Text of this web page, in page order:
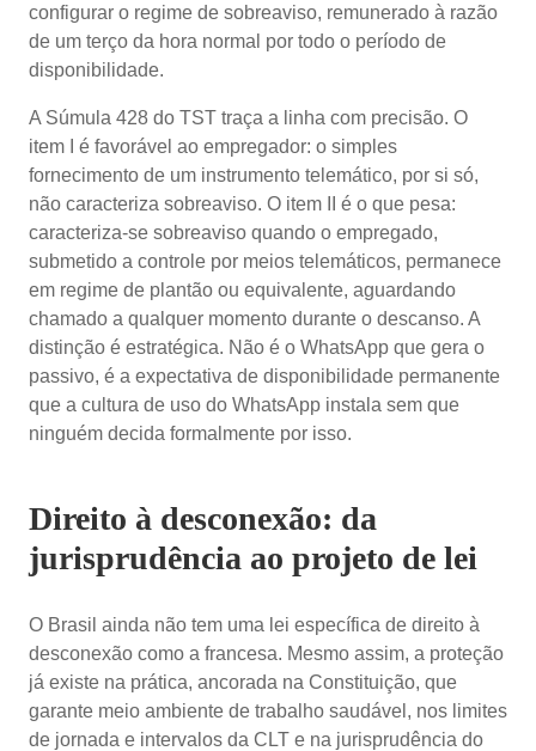
configurar o regime de sobreaviso, remunerado à razão
de um terço da hora normal por todo o período de
disponibilidade.
A Súmula 428 do TST traça a linha com precisão. O
item I é favorável ao empregador: o simples
fornecimento de um instrumento telemático, por si só,
não caracteriza sobreaviso. O item II é o que pesa:
caracteriza-se sobreaviso quando o empregado,
submetido a controle por meios telemáticos, permanece
em regime de plantão ou equivalente, aguardando
chamado a qualquer momento durante o descanso. A
distinção é estratégica. Não é o WhatsApp que gera o
passivo, é a expectativa de disponibilidade permanente
que a cultura de uso do WhatsApp instala sem que
ninguém decida formalmente por isso.
Direito à desconexão: da
jurisprudência ao projeto de lei
O Brasil ainda não tem uma lei específica de direito à
desconexão como a francesa. Mesmo assim, a proteção
já existe na prática, ancorada na Constituição, que
garante meio ambiente de trabalho saudável, nos limites
de jornada e intervalos da CLT e na jurisprudência do